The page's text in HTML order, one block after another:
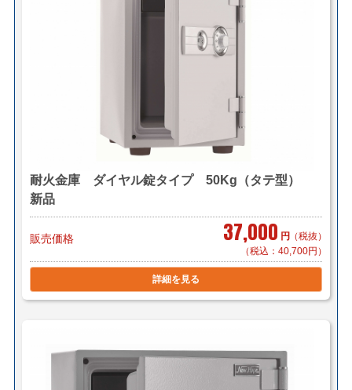
耐火金庫 ダイヤル錠タイプ 50Kg（タテ型）
新品
販売価格 37,000 円 （税抜）
（税込：40,700円）
詳細を見る